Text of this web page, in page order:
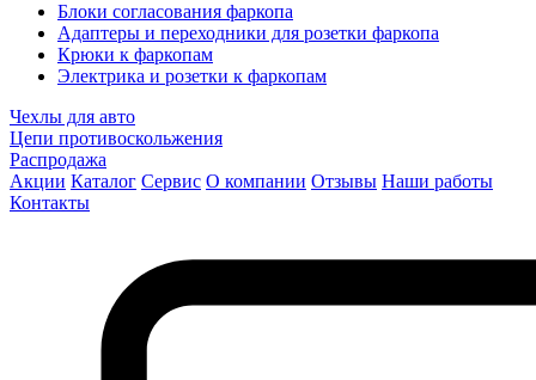
Блоки согласования фаркопа
Адаптеры и переходники для розетки фаркопа
Крюки к фаркопам
Электрика и розетки к фаркопам
Чехлы для авто
Цепи противоскольжения
Распродажа
Акции Каталог Сервис О компании Отзывы Наши работы
Контакты